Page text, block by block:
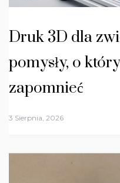
Druk 3D dla
pomysły, o
zapomnieć
3 Sierpnia, 2026